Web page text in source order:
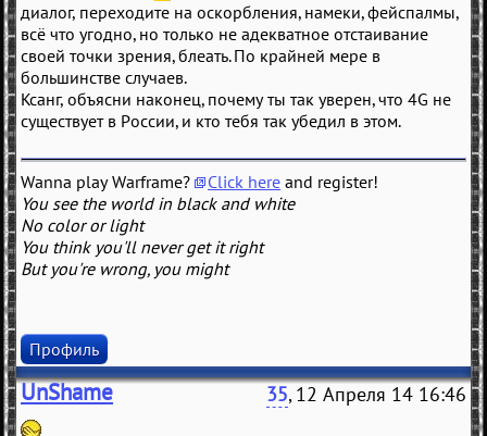
диалог, переходите на оскорбления, намеки, фейспалмы,
всё что угодно, но только не адекватное отстаивание
своей точки зрения, блеать. По крайней мере в
большинстве случаев.
Ксанг, объясни наконец, почему ты так уверен, что 4G не
существует в России, и кто тебя так убедил в этом.
Wanna play Warframe? Click here and register!
You see the world in black and white
No color or light
You think you'll never get it right
But you're wrong, you might
Профиль
UnShame 35, 12 Апреля 14 16:46